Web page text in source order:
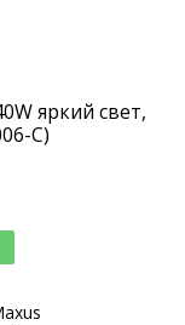
яркий свет,
C)